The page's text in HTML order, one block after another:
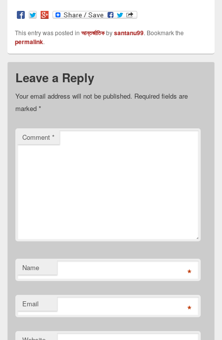
This entry was posted in আন্তর্জাতিকbysantanu99. Bookmark the
permalink.
Leave a Reply
Your email address will not be published. Required fields are
marked *
Comment *
Name *
Email *